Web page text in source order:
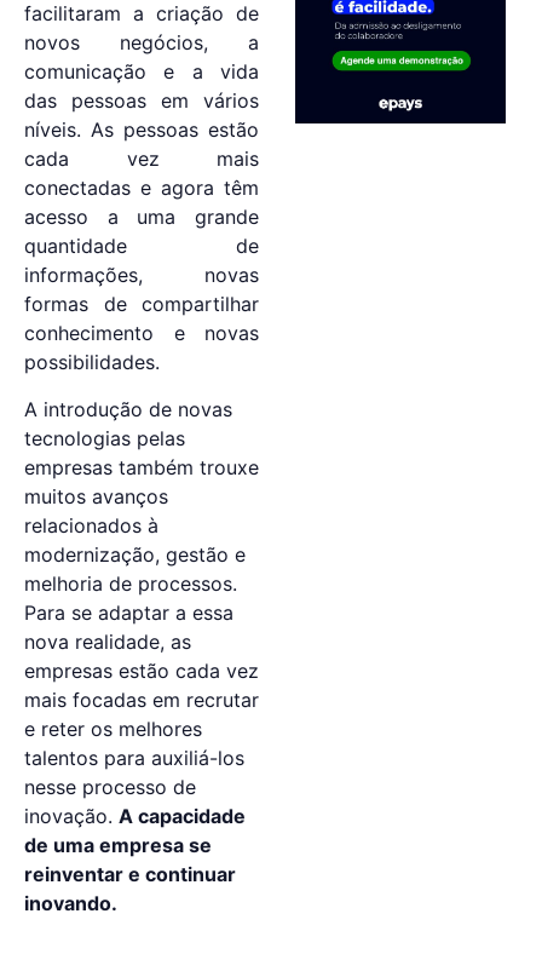
facilitaram a criação de
novos negócios, a
comunicação e a vida
das pessoas em vários
níveis. As pessoas estão
cada vez mais
conectadas e agora têm
acesso a uma grande
quantidade de
informações, novas
formas de compartilhar
conhecimento e novas
possibilidades.
A introdução de novas
tecnologias pelas
empresas também trouxe
muitos avanços
relacionados à
modernização, gestão e
melhoria de processos.
Para se adaptar a essa
nova realidade, as
empresas estão cada vez
mais focadas em recrutar
e reter os melhores
talentos para auxiliá-los
nesse processo de
inovação. A capacidade
de uma empresa se
reinventar e continuar
inovando.